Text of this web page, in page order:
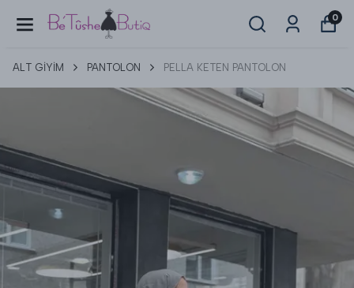
0
ALT GİYİM PANTOLON PELLA KETEN PANTOLON